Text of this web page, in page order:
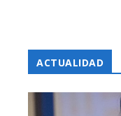
ACTUALIDAD